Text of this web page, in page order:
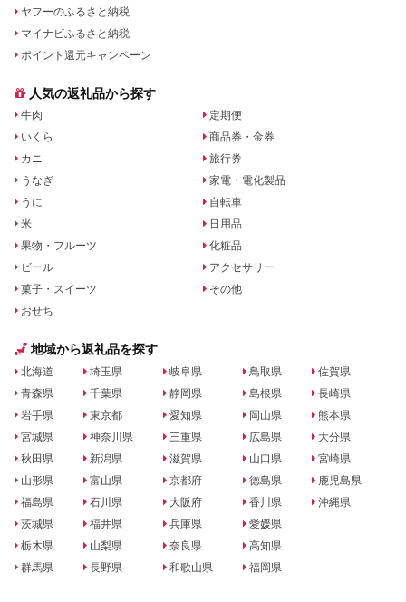
ヤフーのふるさと納税
マイナビふるさと納税
ポイント還元キャンペーン
人気の返礼品から探す
牛肉
いくら
カニ
うなぎ
うに
米
果物・フルーツ
ビール
菓子・スイーツ
おせち
定期便
商品券・金券
旅行券
家電・電化製品
自転車
日用品
化粧品
アクセサリー
その他
地域から返礼品を探す
北海道
青森県
岩手県
宮城県
秋田県
山形県
福島県
茨城県
栃木県
群馬県
埼玉県
千葉県
東京都
神奈川県
新潟県
富山県
石川県
福井県
山梨県
長野県
岐阜県
静岡県
愛知県
三重県
滋賀県
京都府
大阪府
兵庫県
奈良県
和歌山県
鳥取県
島根県
岡山県
広島県
山口県
徳島県
香川県
愛媛県
高知県
福岡県
佐賀県
長崎県
熊本県
大分県
宮崎県
鹿児島県
沖縄県